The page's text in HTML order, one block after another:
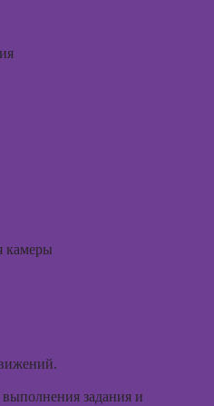
камеры
выполнения задания и